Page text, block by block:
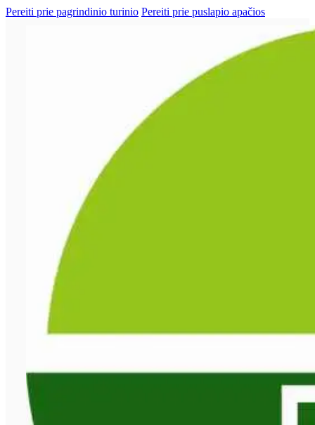
Pereiti prie pagrindinio turinio Pereiti prie puslapio apačios